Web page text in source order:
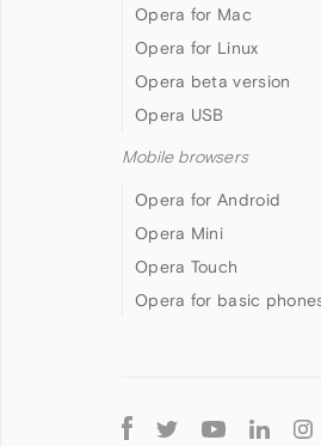
Opera for Mac
Opera for Linux
Opera beta version
Opera USB
Mobile browsers
Opera for Android
Opera Mini
Opera Touch
Opera for basic
Follow